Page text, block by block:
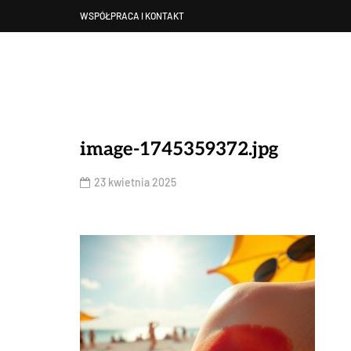
WSPÓŁPRACA I KONTAKT
image-1745359372.jpg
23 kwietnia 2025